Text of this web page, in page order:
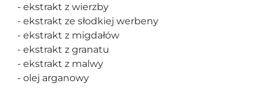
- ekstrakt z wierzby
- ekstrakt ze słodkiej werbeny
- ekstrakt z migdałów
- ekstrakt z granatu
- ekstrakt z malwy
- olej arganowy